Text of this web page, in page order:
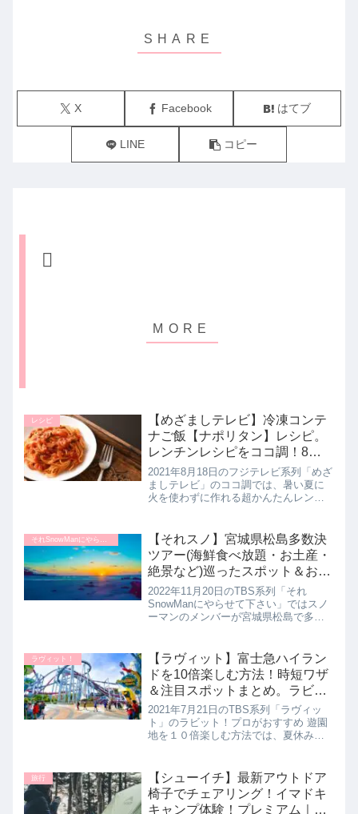
X Facebook はてブ
LINE コピー
レシピ
【めざましテレビ】冷凍コンテ
ナご飯【ナポリタン】レシピ。
レンチンレシピをココ調！8月
18日
2021年8月18日のフジテレビ系列「めざ
ましテレビ」のココ調では、暑い夏に
火を使わずに作れる超かんたんレンチ
教えてくれたので詳しく紹介します。
>>めざましテレビ記事一覧は...
それSnowManにやらせて下さい
【それスノ】宮城県松島多数決
ツアー(海鮮食べ放題・お土産・
絶景など)巡ったスポット＆お店
まとめ。それSnowManにやらせ
て下さい｜11月20日
2022年11月20日のTBS系列「それ
SnowManにやらせて下さい」ではスノ
ーマンのメンバーが宮城県松島で多数
魅力満載スポットを詳しく紹介しま
す。>>それSno...
ラヴィット！
【ラヴィット】富士急ハイラン
ドを10倍楽しむ方法！時短ワザ
＆注目スポットまとめ。ラビッ
ト
2021年7月21日のTBS系列「ラヴィッ
ト」のラビット！プロがおすすめ 遊園
地を１０倍楽しむ方法では、夏休み特
ので詳しく紹介します。新アトラクシ
ョンが続々とオープンする富...
旅行
【シューイチ】最新アウトドア
椅子でチェアリング！イマドキ
キャンプ体験！プレミアム｜5